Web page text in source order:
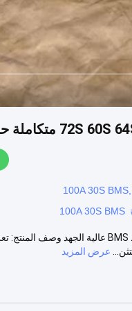
100A 30S BMS
عرض المزيد